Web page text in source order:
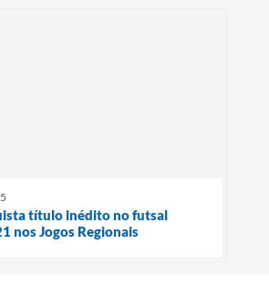
título inédito no futsal
nos Jogos Regionais